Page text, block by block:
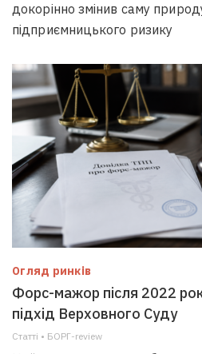
докорінно змінив саму
підприємницького ризику
Огляд ринків
Форс-мажор після 2022
підхід Верховного Суду
Статті • БОРГ-review